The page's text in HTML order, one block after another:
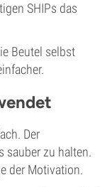
SHIPs das
Beutel selbst
Der
sauber zu halten.
der Motivation.